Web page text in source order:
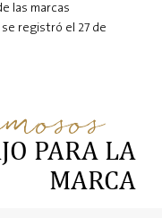
las marcas
registró el 27 de
PARA LA
MARCA